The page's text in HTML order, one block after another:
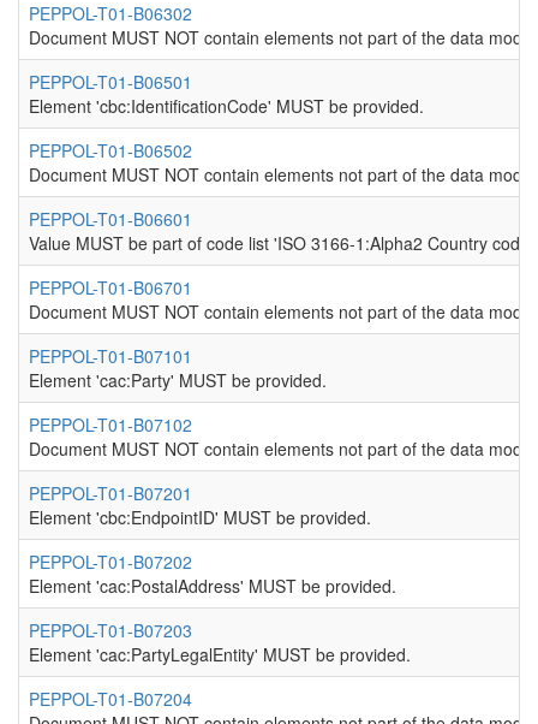
PEPPOL-T01-B06302
Document MUST NOT contain elements not part of the data
PEPPOL-T01-B06501
Element 'cbc:IdentificationCode' MUST be provided.
PEPPOL-T01-B06502
Document MUST NOT contain elements not part of the data
PEPPOL-T01-B06601
Value MUST be part of code list 'ISO 3166-1:Alpha2 Country
PEPPOL-T01-B06701
Document MUST NOT contain elements not part of the data
PEPPOL-T01-B07101
Element 'cac:Party' MUST be provided.
PEPPOL-T01-B07102
Document MUST NOT contain elements not part of the data
PEPPOL-T01-B07201
Element 'cbc:EndpointID' MUST be provided.
PEPPOL-T01-B07202
Element 'cac:PostalAddress' MUST be provided.
PEPPOL-T01-B07203
Element 'cac:PartyLegalEntity' MUST be provided.
PEPPOL-T01-B07204